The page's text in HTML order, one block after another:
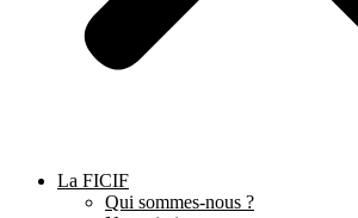
La FICIF
Qui sommes-nous ?